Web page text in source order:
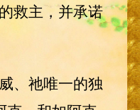
救主，并承诺
、祂唯一的独